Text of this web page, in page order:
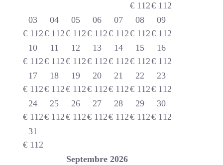
€ 112€ 112
03
€ 112
04
€ 112
05
€ 112
06
€ 112
07
€ 112
08
€ 112
09
€ 112
10
€ 112
11
€ 112
12
€ 112
13
€ 112
14
€ 112
15
€ 112
16
€ 112
17
€ 112
18
€ 112
19
€ 112
20
€ 112
21
€ 112
22
€ 112
23
€ 112
24
€ 112
25
€ 112
26
€ 112
27
€ 112
28
€ 112
29
€ 112
30
€ 112
31
€ 112
Septembre 2026